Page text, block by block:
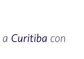
a Curitiba con